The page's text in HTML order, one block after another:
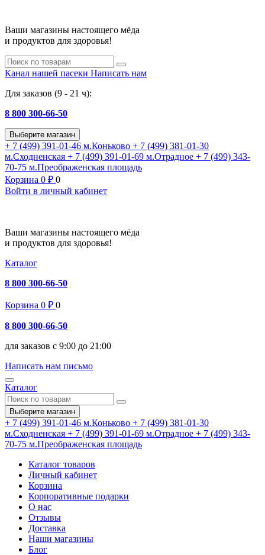
Ваши магазины настоящего мёда
и продуктов для здоровья!
Канал нашей пасеки Написать нам
Для заказов (9 - 21 ч):
8 800 300-66-50
Выберите магазин
+ 7 (499) 391-01-46 м.Коньково + 7 (499) 381-01-30
м.Сходненская + 7 (499) 391-01-69 м.Отрадное + 7 (499) 343-
70-75 м.Преображенская площадь
Корзина 0 ₽ 0
Войти в личный кабинет
Ваши магазины настоящего мёда
и продуктов для здоровья!
Каталог
8 800 300-66-50
Корзина 0 ₽ 0
8 800 300-66-50
для заказов с 9:00 до 21:00
Написать нам письмо
Каталог
Выберите магазин
+ 7 (499) 391-01-46 м.Коньково + 7 (499) 381-01-30
м.Сходненская + 7 (499) 391-01-69 м.Отрадное + 7 (499) 343-
70-75 м.Преображенская площадь
Каталог товаров
Личный кабинет
Корзина
Корпоративные подарки
О нас
Отзывы
Доставка
Наши магазины
Блог